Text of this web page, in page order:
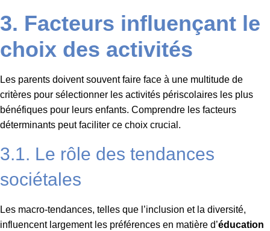
3. Facteurs influençant le
choix des activités
Les parents doivent souvent faire face à une multitude de
critères pour sélectionner les activités périscolaires les plus
bénéfiques pour leurs enfants. Comprendre les facteurs
déterminants peut faciliter ce choix crucial.
3.1. Le rôle des tendances
sociétales
Les macro-tendances, telles que l’inclusion et la diversité,
influencent largement les préférences en matière d’éducation